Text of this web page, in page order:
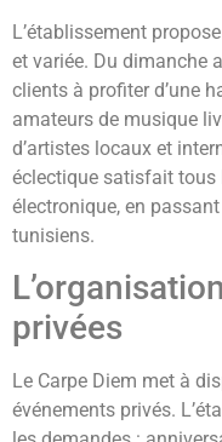
L’établissement
et variée. Du dimanche
clients à profiter d’une
amateurs de musique
d’artistes locaux et
éclectique satisfait tous
électronique, en
tunisiens.
privées
Le Carpe Diem met à
événements privés.